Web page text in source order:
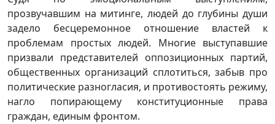
прозвучавшим на митинге, людей до глубины души
задело бесцеремонное отношение властей к
проблемам простых людей. Многие выступавшие
призвали представителей оппозиционных партий,
общественных организаций сплотиться, забыв про
политические разногласия, и противостоять режиму,
нагло попирающему конституционные права
граждан, единым фронтом.